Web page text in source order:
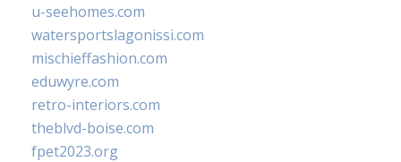
u-seehomes.com
watersportslagonissi.com
mischieffashion.com
eduwyre.com
retro-interiors.com
theblvd-boise.com
fpet2023.org